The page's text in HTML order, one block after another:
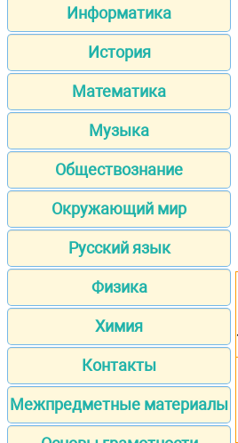
Информатика
История
Математика
Музыка
Обществознание
Окружающий мир
Русский язык
Физика
Химия
Контакты
Межпредметные материалы